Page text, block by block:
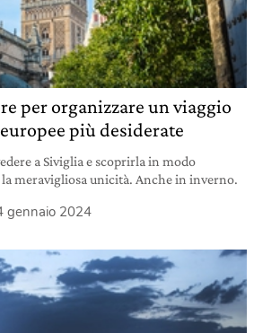
per organizzare un viaggio
più desiderate
a Siviglia e scoprirla in modo
meravigliosa unicità. Anche in inverno.
gennaio 2024